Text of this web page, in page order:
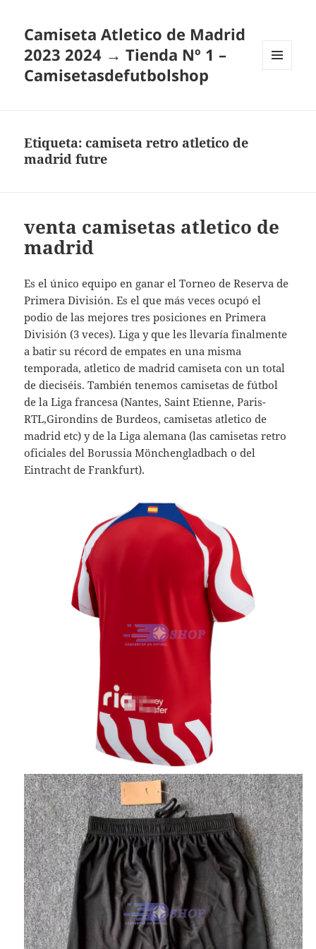
Camiseta Atletico de Madrid
2023 2024 → Tienda Nº 1 –
Camisetasdefutbolshop
Etiqueta:camiseta retro atletico de
madrid futre
venta camisetas atletico de
madrid
Es el único equipo en ganar el Torneo de Reserva de
Primera División. Es el que más veces ocupó el
podio de las mejores tres posiciones en Primera
División (3 veces). Liga y que les llevaría finalmente
a batir su récord de empates en una misma
temporada, atletico de madrid camiseta con un total
de dieciséis. También tenemos camisetas de fútbol
de la Liga francesa (Nantes, Saint Etienne, Paris-
RTL,Girondins de Burdeos, camisetas atletico de
madrid etc) y de la Liga alemana (las camisetas retro
oficiales del Borussia Mönchengladbach o del
Eintracht de Frankfurt).